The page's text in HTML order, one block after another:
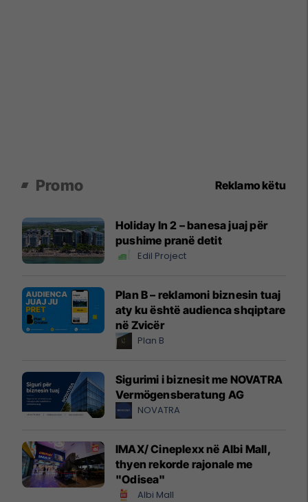
Promo Reklamo këtu
Holiday In 2 – banesa juaj për
pushime pranë detit
Edil Project
Plan B – reklamoni biznesin tuaj
aty ku është audienca shqiptare
në Zvicër
Plan B
Sigurimi i biznesit me NOVATRA
Vermögensberatung AG
NOVATRA
IMAX/ Cineplexx në Albi Mall,
thyen rekorde rajonale me
"Odisea"
Albi Mall